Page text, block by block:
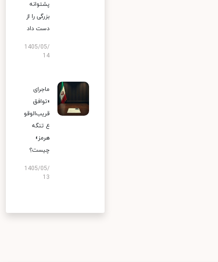
پشتوانه
بزرگی را از
دست داد
1405/05/
14
ماجرای
«توافق
قریب‌الوقو
ع تنگه
هرمز»
چیست؟
1405/05/
13